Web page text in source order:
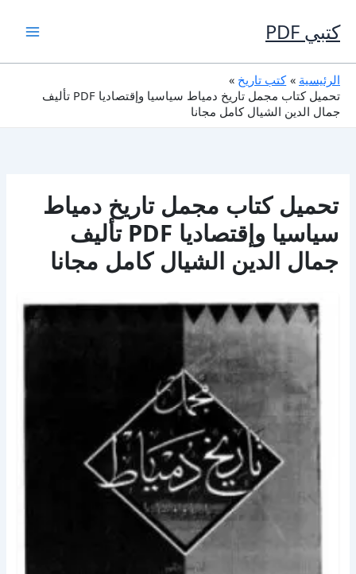
إلى
المحتوى
كتبي PDF
الرئيسية
كتب تاريخ
تحميل كتاب مجمل تاريخ دمياط سياسيا وإقتصاديا PDF تأليف
جمال الدين الشيال كامل مجانا
تحميل كتاب مجمل تاريخ دمياط
سياسيا وإقتصاديا PDF تأليف
جمال الدين الشيال كامل مجانا